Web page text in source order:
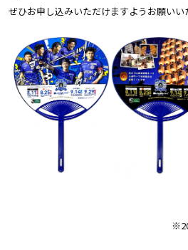
ぜひお申し込みいただけますようお願いい